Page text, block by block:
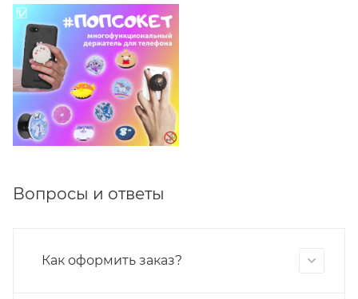
Вопросы и ответы
Как оформить заказ?